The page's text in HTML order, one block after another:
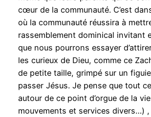
cœur de la communauté. C’est
où la communauté réussira à
rassemblement dominical invitant
que nous pourrons essayer
les curieux de Dieu, comme ce
de petite taille, grimpé sur un
passer Jésus. Je pense que tout
autour de ce point d’orgue de la
mouvements et services divers…) ,